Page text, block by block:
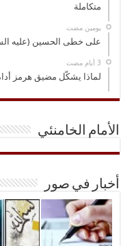
متكاملة
‏يومين مضت
على خطى الحسين (عليه
لماذا يشكّل مضيق هرمز أداة
الأمام الخامنئي
أخبار في صور